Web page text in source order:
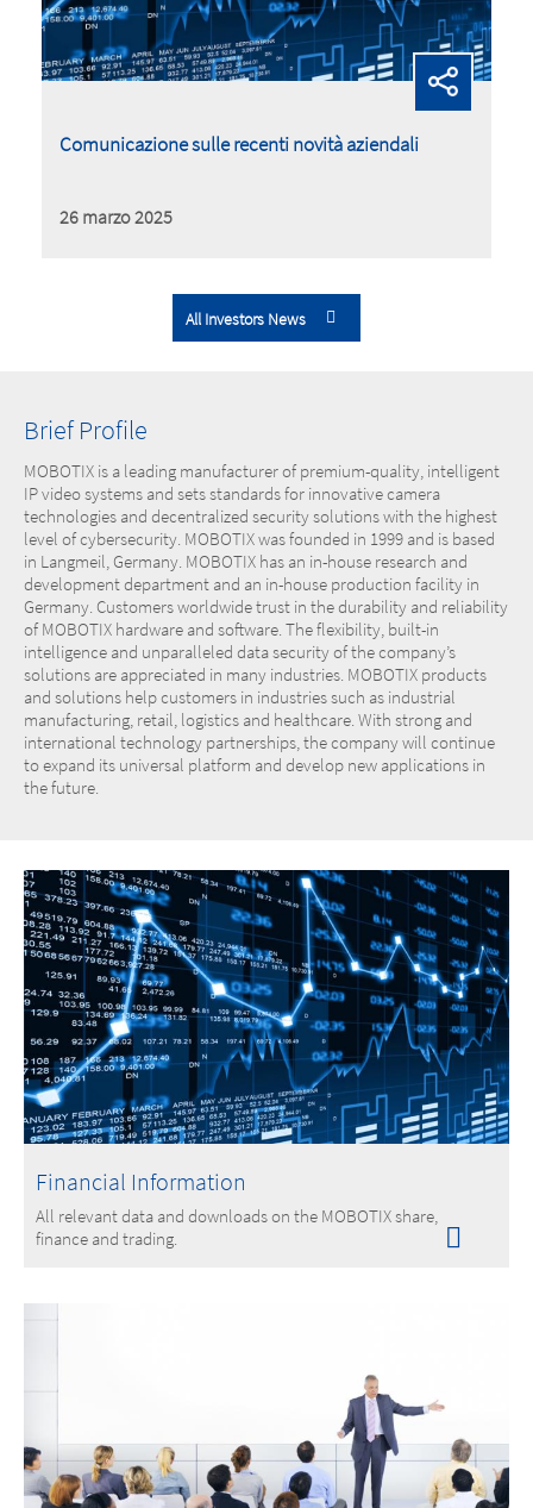
Comunicazione sulle recenti novità aziendali
26 marzo 2025
All Investors News
Brief Profile
MOBOTIX is a leading manufacturer of premium-quality, intelligent
IP video systems and sets standards for innovative camera
technologies and decentralized security solutions with the highest
level of cybersecurity. MOBOTIX was founded in 1999 and is based
in Langmeil, Germany. MOBOTIX has an in-house research and
development department and an in-house production facility in
Germany. Customers worldwide trust in the durability and reliability
of MOBOTIX hardware and software. The flexibility, built-in
intelligence and unparalleled data security of the company’s
solutions are appreciated in many industries. MOBOTIX products
and solutions help customers in industries such as industrial
manufacturing, retail, logistics and healthcare. With strong and
international technology partnerships, the company will continue
to expand its universal platform and develop new applications in
the future.
Financial Information
All relevant data and downloads on the MOBOTIX share,
finance and trading.